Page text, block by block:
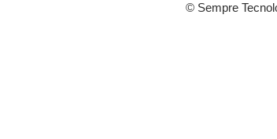
© Sempre